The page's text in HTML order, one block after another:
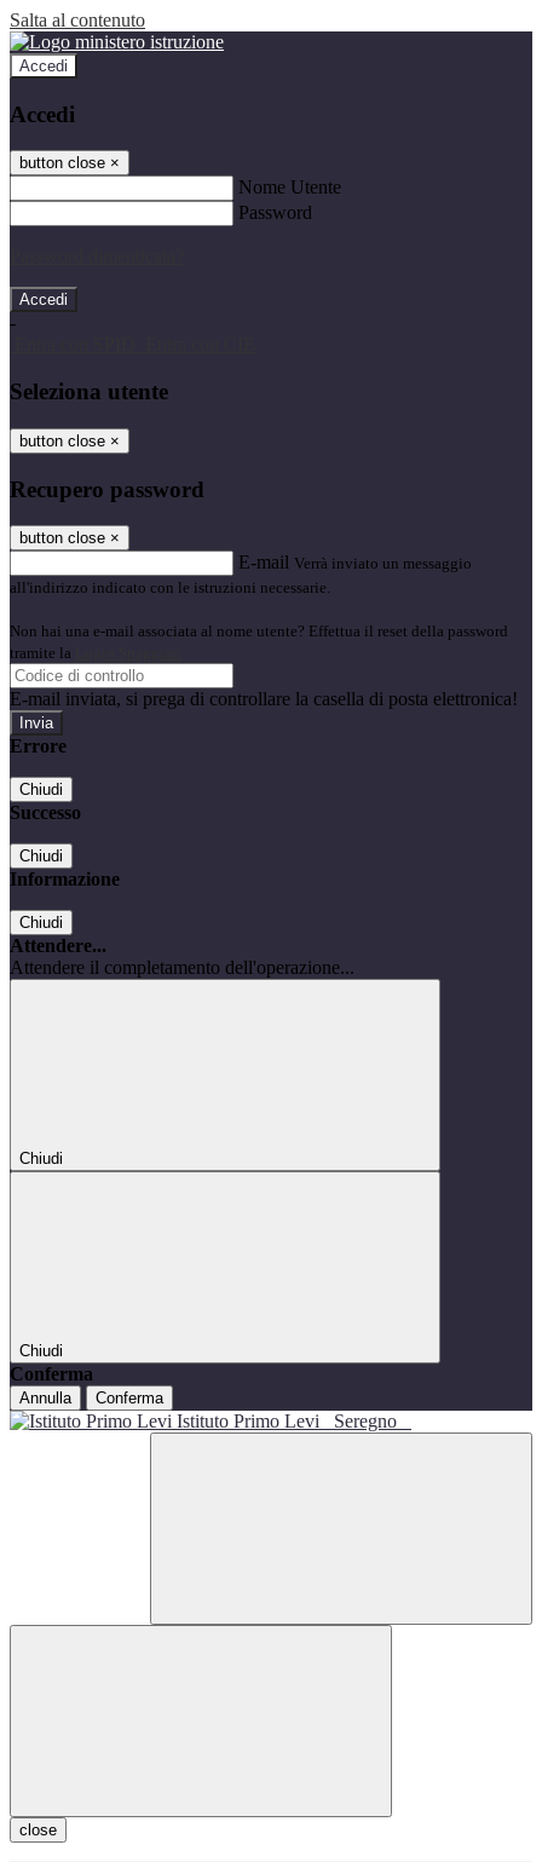
Salta al contenuto
Accedi
Accedi
button close ×
Nome Utente
Password
-
Seleziona utente
button close ×
Recupero password
button close ×
E-mail Verrà inviato un messaggio
all'indirizzo indicato con le istruzioni necessarie.
Non hai una e-mail associata al nome utente? Effettua il reset della password
tramite la
E-mail inviata, si prega di controllare la casella di posta elettronica!
Errore
Chiudi
Successo
Chiudi
Informazione
Chiudi
Attendere...
Attendere il completamento dell'operazione...
Chiudi
Chiudi
Conferma
Annulla Conferma
Istituto Primo Levi Seregno
close